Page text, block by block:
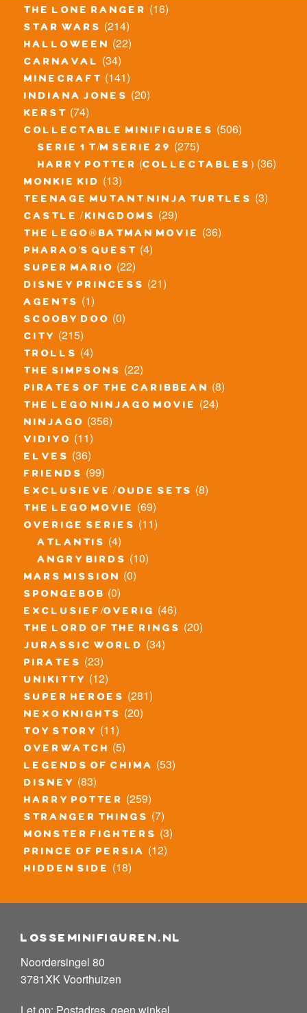
the lone ranger (16)
star wars (214)
halloween (22)
carnaval (34)
minecraft (141)
indiana jones (20)
kerst (74)
collectable minifigures (506)
serie 1 t/m serie 29 (275)
harry potter (collectables) (36)
monkie kid (13)
teenage mutant ninja turtles (3)
castle / kingdoms (29)
the lego® batman movie (36)
pharao's quest (4)
super mario (22)
disney princess (21)
agents (1)
scooby doo (0)
city (215)
trolls (4)
the simpsons (22)
pirates of the caribbean (8)
the lego ninjago movie (24)
ninjago (356)
vidiyo (11)
elves (36)
friends (99)
exclusieve / oude sets (8)
the lego movie (69)
overige series (11)
atlantis (4)
angry birds (10)
mars mission (0)
spongebob (0)
exclusief/overig (46)
the lord of the rings (20)
jurassic world (34)
pirates (23)
unikitty (12)
super heroes (281)
nexo knights (20)
toy story (11)
overwatch (5)
legends of chima (53)
disney (83)
harry potter (259)
stranger things (7)
monster fighters (3)
prince of persia (12)
hidden side (18)
losseminifiguren.nl
Noordersingel 80
3781XK Voorthuizen